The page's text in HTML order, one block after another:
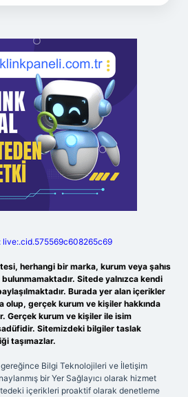
live:.cid.575569c608265c69
herhangi bir marka, kurum veya şahıs
Sitede yalnızca kendi
Burada yer alan içerikler
olup, gerçek kurum ve kişiler hakkında
Gerçek kurum ve kişiler ile isim
Sitemizdeki bilgiler taslak
taşımazlar.
gereğince Bilgi Teknolojileri ve İletişim
bir Yer Sağlayıcı olarak hizmet
içerikleri proaktif olarak denetleme